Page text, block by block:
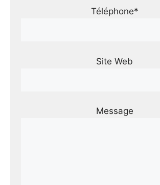
Téléphone*
Site Web
Message